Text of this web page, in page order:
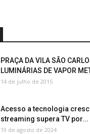
PRAÇA DA VILA SÃO
LUMINÁRIAS DE VAPOR
14 de julho de 2015
Acesso a tecnologia
streaming supera TV por...
19 de agosto de 2024